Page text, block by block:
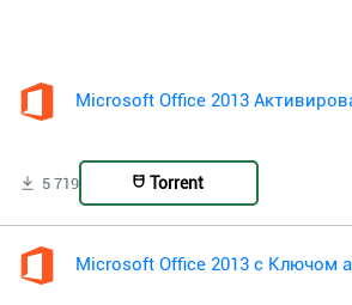
Microsoft Office 2013
5 719 Torrent
Microsoft Office 2013 с Ключом